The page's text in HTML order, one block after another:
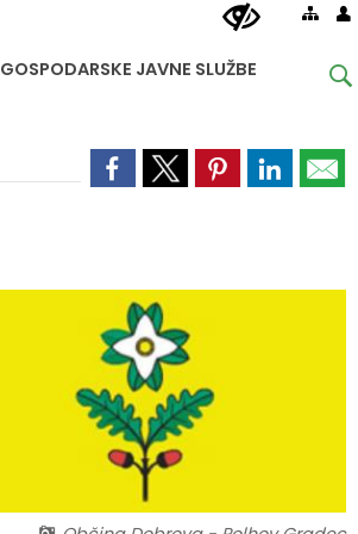
GOSPODARSKE JAVNE SLUŽBE